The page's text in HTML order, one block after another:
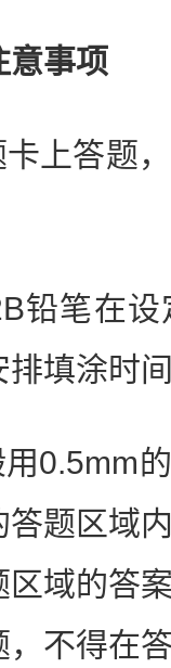
事项
答题，
笔在设
排填涂时
的
题区域
域的答
不得在